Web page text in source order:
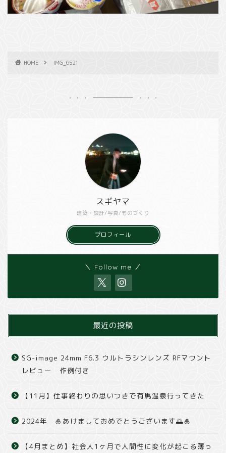
HOME IMG_6521
建築・設計/写真/ものづくり
スギヤマ
プロフィール
＼ Follow me ／
最近の投稿
SG-image 24mm F6.3 ウルトラシンレンズ RFマウント
レビュー 作例付き
【11月】仕事終わりの思いつきで有馬温泉行ってきた
2024年 🎍あけましておめでとうございます🌅🎍
【4月まとめ】社会人1ヶ月で人間性に変化が起こる薄っ